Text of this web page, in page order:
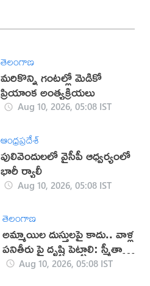
తెలంగాణ
మరికొన్ని గంటల్లో మెడికో
ప్రియాంక అంత్యక్రియలు
Aug 10, 2026, 05:08 IST
ఆంధ్రప్రదేశ్
పులివెందులలో వైసీపీ ఆధ్వర్యంలో
భారీ ర్యాలీ
Aug 10, 2026, 05:08 IST
తెలంగాణ
అమ్మాయిల దుస్తులపై కాదు.. వాళ్ల
పనితీరు పై దృష్టి పెట్టాలి: స్మీతా
సబర్వాల్
Aug 10, 2026, 05:08 IST